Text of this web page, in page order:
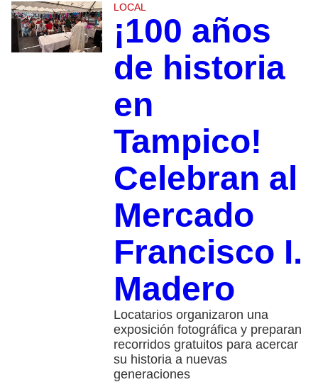
LOCAL
¡100 años
de historia
en
Tampico!
Celebran al
Mercado
Francisco I.
Madero
Locatarios organizaron una
exposición fotográfica y preparan
recorridos gratuitos para acercar
su historia a nuevas
generaciones